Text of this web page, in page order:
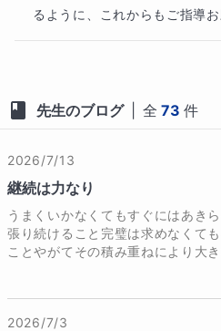
二学期になったころから奮起
うになりました（約380点）。
0点取れるようになりました。
そのまま点数、成績は伸び
ープし、各科目満点の100点
89点を取ることもできました
全独学の勉強で県内トップ
ることができました。
専業プロ講師歴14年以上の経
ンナー兼、学習アドバイザー
日々の学習の中でのお困りご
幸いです。
また、自習していてわからな
問題と模範解答・解説をチャ
次回の授業にて、分析した内
るように、これからもご指導
先生のブログ 全 73 件
2026/7/13
継続は力なり
うまくいかなくてもすぐにはあき
張り続けること完璧は求めなくて
ことやがてその積み重ねにより大
2026/7/3